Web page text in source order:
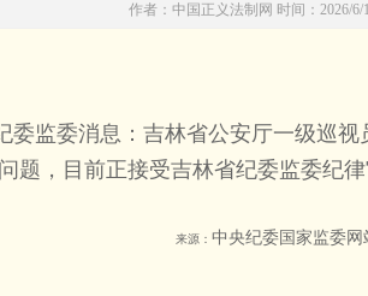
作者：中国正义法制网 时间：2026/6/
委监委消息：吉林省公安厅一级巡
题，目前正接受吉林省纪委监委纪
来源：中央纪委国家监委网